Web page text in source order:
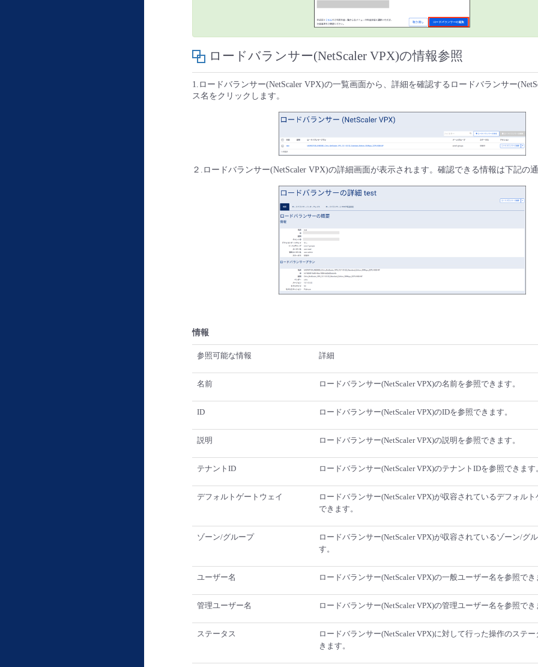
ロードバランサー(NetScaler VPX)の情報参照
1.ロードバランサー(NetScaler VPX)の一覧画面から、詳細を確認するロードバランサー
ス名をクリックします。
２.ロードバランサー(NetScaler VPX)の詳細画面が表示されます。確認できる情報は下記の通
情報
参照可能な情報 詳細
名前 ロードバランサー(NetScaler VPX)の名前を参照できます。
ID ロードバランサー(NetScaler VPX)のIDを参照できます。
説明 ロードバランサー(NetScaler VPX)の説明を参照できます。
テナントID ロードバランサー(NetScaler VPX)のテナントIDを参照できます
デフォルトゲートウェイ
ロードバランサー(NetScaler VPX)が収容されているデフォル
できます。
ゾーン/グループ
ロードバランサー(NetScaler VPX)が収容されているゾーン/グ
す。
ユーザー名 ロードバランサー(NetScaler VPX)の一般ユーザー名を参照でき
管理ユーザー名 ロードバランサー(NetScaler VPX)の管理ユーザー名を参照でき
ステータス
ロードバランサー(NetScaler VPX)に対して行った操作のステ
きます。